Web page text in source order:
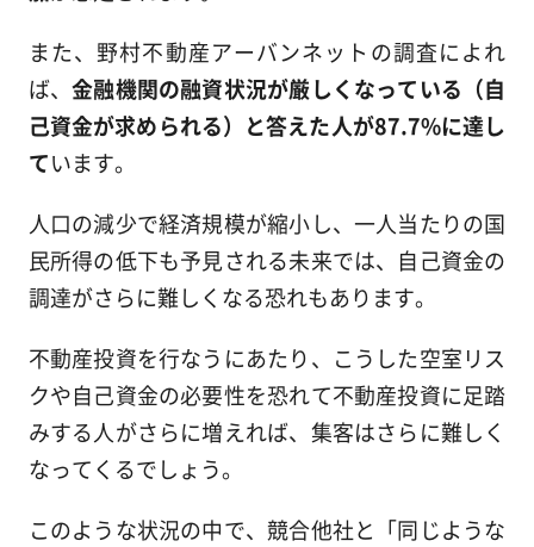
また、野村不動産アーバンネットの調査によれ
ば、金融機関の融資状況が厳しくなっている（自
己資金が求められる）と答えた人が87.7%に達し
ています。
人口の減少で経済規模が縮小し、一人当たりの国
民所得の低下も予見される未来では、自己資金の
調達がさらに難しくなる恐れもあります。
不動産投資を行なうにあたり、こうした空室リス
クや自己資金の必要性を恐れて不動産投資に足踏
みする人がさらに増えれば、集客はさらに難しく
なってくるでしょう。
このような状況の中で、競合他社と「同じような